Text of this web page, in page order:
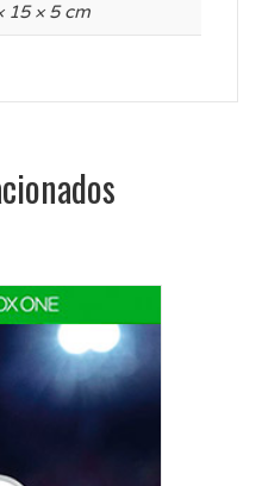
15 × 5 cm